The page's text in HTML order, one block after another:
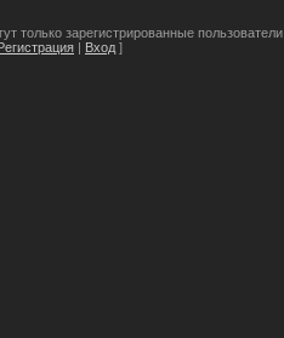
только зарегистрированные пользователи.
| Вход ]